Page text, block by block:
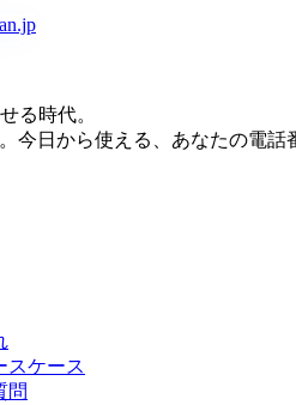
る時代。
今日から使える、あなたの電話
スケース
問